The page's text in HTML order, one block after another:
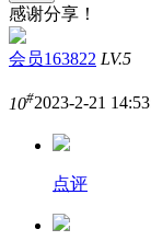
感谢分享！
会员163822 LV.5
10#2023-2-21
点评